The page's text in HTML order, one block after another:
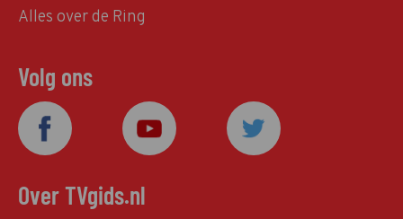
Alles over de Ring
Volg ons
Over TVgids.nl